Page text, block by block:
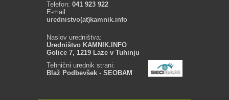
Telefon: 041 923 922
E-mail:
urednistvo(at)kamnik.info
Naslov uredništva:
Uredništvo KAMNIK.INFO
Golice 7, 1219 Laze v Tuhinju
Tehnični urednik strani:
Blaž Podbevšek - SEOBAM